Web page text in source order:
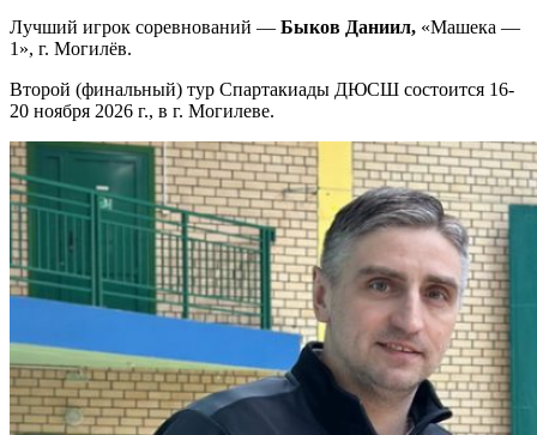
Лучший игрок соревнований — Быков Даниил, «Машека —
1», г. Могилёв.
Второй (финальный) тур Спартакиады ДЮСШ состоится 16-
20 ноября 2026 г., в г. Могилеве.